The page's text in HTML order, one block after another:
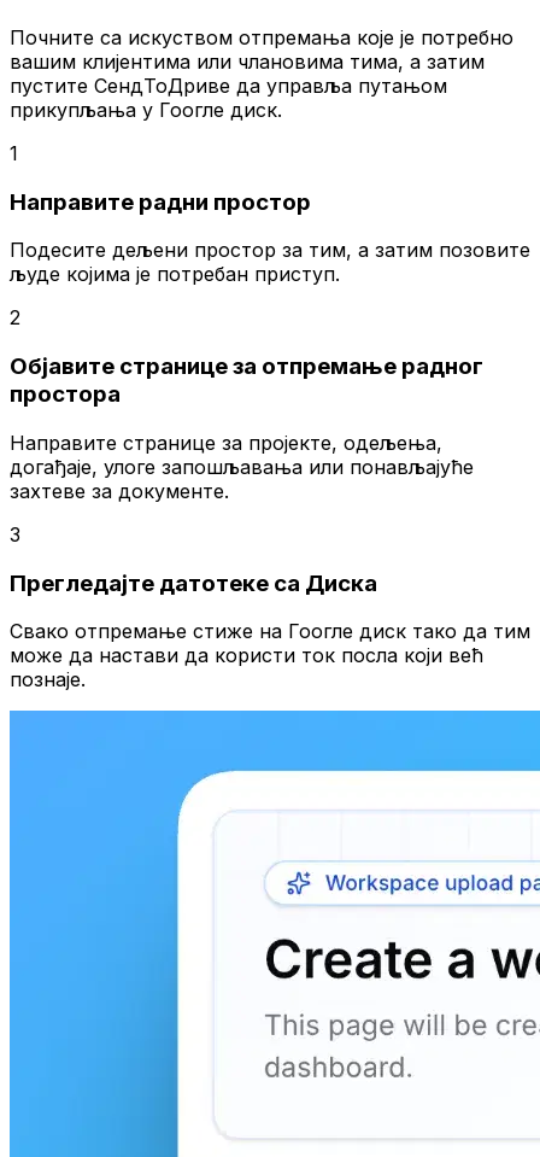
Почните са искуством отпремања које је потребно
вашим клијентима или члановима тима, а затим
пустите СендТоДриве да управља путањом
прикупљања у Гоогле диск.
1
Направите радни простор
Подесите дељени простор за тим, а затим позовите
људе којима је потребан приступ.
2
Објавите странице за отпремање радног
простора
Направите странице за пројекте, одељења,
догађаје, улоге запошљавања или понављајуће
захтеве за документе.
3
Прегледајте датотеке са Диска
Свако отпремање стиже на Гоогле диск тако да тим
може да настави да користи ток посла који већ
познаје.